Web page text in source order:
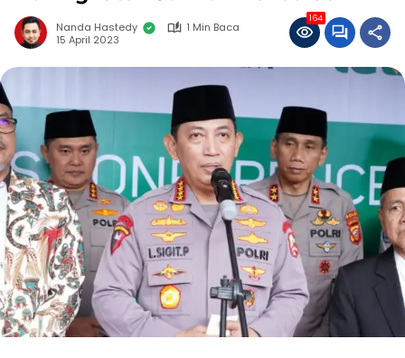
Nanda Hastedy
1 Min Baca
15 April 2023
164